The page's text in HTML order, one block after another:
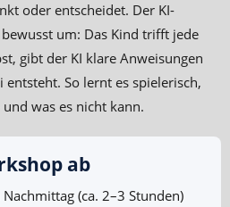
oder entscheidet. Der KI-
um: Das Kind trifft jede
gibt der KI klare Anweisungen
So lernt es spielerisch,
was es nicht kann.
ab
(ca. 2–3 Stunden)